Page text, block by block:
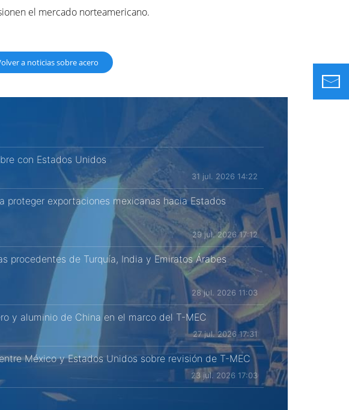
el mercado norteamericano.
a noticias sobre acero
con Estados Unidos
31 jul. 2026 14:22
exportaciones mexicanas hacia Estados
29 jul. 2026 17:12
procedentes de Turquía, India y Emiratos Árabes
28 jul. 2026 11:03
y aluminio de China en el marco del T-MEC
27 jul. 2026 17:31
México y Estados Unidos sobre revisión de T-MEC
23 jul. 2026 17:03